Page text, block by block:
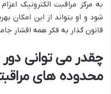
به مرکز مراقبت الکترونیک
شود و او بتواند از این امکان
قانون گذار به فکر همه اقشار
چقدر می توانی
محدوده های